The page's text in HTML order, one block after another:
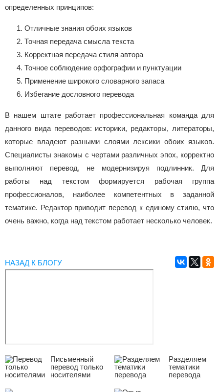
определенных принципов:
Отличные знания обоих языков
Точная передача смысла текста
Корректная передача стиля автора
Точное соблюдение орфографии и пунктуации
Применение широкого словарного запаса
Избегание дословного перевода
В нашем штате работает профессиональная команда для
данного вида переводов: историки, редакторы, литераторы,
которые владеют разными слоями лексики обоих языков.
Специалисты знакомы с чертами различных эпох, корректно
выполняют перевод, не модернизируя подлинник. Для
работы над текстом формируется рабочая группа
профессионалов, наиболее компетентных в заданной
тематике. Редактор приводит перевод к единому стилю, что
очень важно, когда над текстом работает несколько человек.
НАЗАД К БЛОГУ
Письменный
перевод только
носителями
Разделяем
тематики
перевода